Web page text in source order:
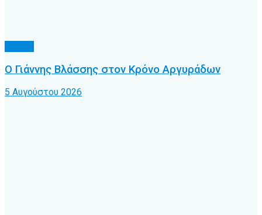
Ο Γιάννης Βλάσσης στον Κρόνο Αργυράδων
5 Αυγούστου 2026